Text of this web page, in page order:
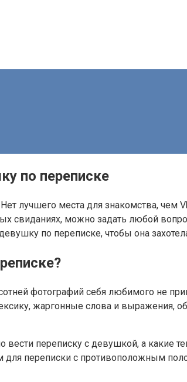
по переписке
лучшего места для знакомства,
свиданиях, можно задать любой
по переписке, чтобы она
фотографий себя любимого не
жаргонные слова и выражения,
переписку с девушкой, а какие
переписки с противоположным